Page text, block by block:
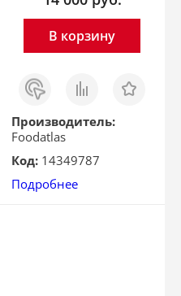
В корзину
Заказ
в 1
клик
Сравнить Отложить
Производитель:
Foodatlas
Код: 14349787
Подробнее